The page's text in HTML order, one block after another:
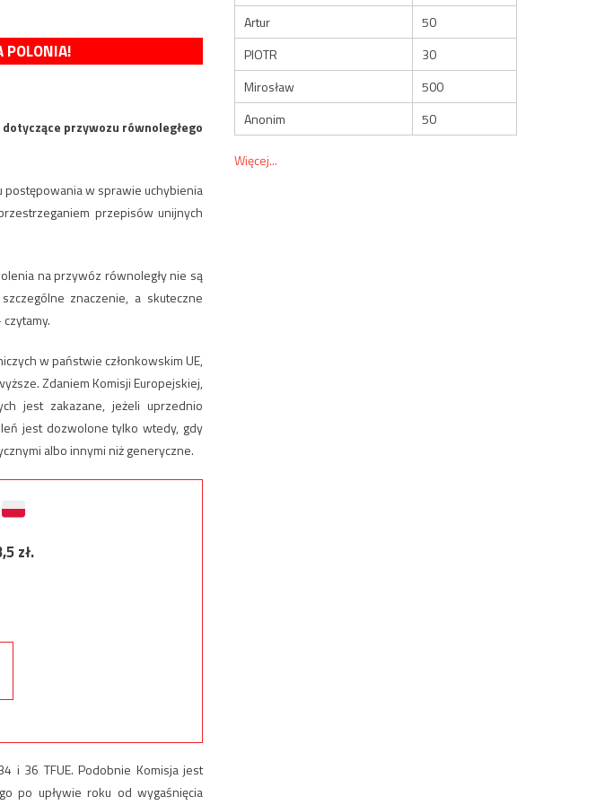
POLONIA!
przywozu równoległego
postępowania w sprawie uchybienia
przepisów unijnych
na przywóz równoległy nie są
znaczenie, a skuteczne
w państwie członkowskim UE,
Zdaniem Komisji Europejskiej,
jest zakazane, jeżeli uprzednio
jest dozwolone tylko wtedy, gdy
albo innymi niż generyczne.
zł.
i 36 TFUE. Podobnie Komisja jest
po upływie roku od wygaśnięcia
Artur
50
PIOTR
30
Mirosław
500
Anonim
50
Więcej...